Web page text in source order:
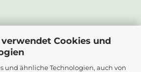
Cookies und
und ähnliche Technologien, auch von